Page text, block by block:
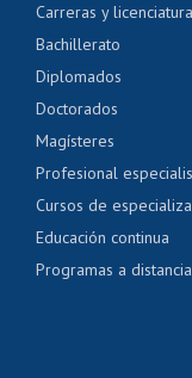
Carreras y
Bachillerato
Diplomados
Doctorados
Magísteres
Profesional
Cursos de
Educación continua
Programas a distancia